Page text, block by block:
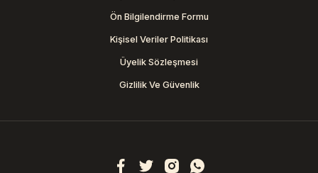
Ön Bilgilendirme Formu
Kişisel Veriler Politikası
Üyelik Sözleşmesi
Gizlilik Ve Güvenlik